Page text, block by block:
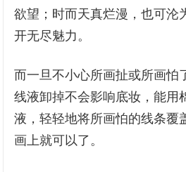
欲望；时而天真烂漫，也可沦
开无尽魅力。
而一旦不小心所画扯或所画怕
线液卸掉不会影响底妆，能用
液，轻轻地将所画怕的线条覆
画上就可以了。